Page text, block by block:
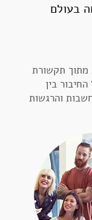
בעולם
מתוך תקשורת
בין
והרגשות